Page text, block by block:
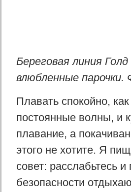
Береговая линия
влюбленные
Плавать спокойно,
постоянные волны, и
плавание, а
этого не хотите. Я
совет: расслабьтесь
безопасности